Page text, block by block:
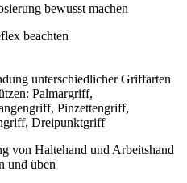
bewusst machen
beachten
unterschiedlicher Griffarten
Palmargriff,
Pinzettengriff,
Dreipunktgriff
von Haltehand und Arbeitshand
und üben